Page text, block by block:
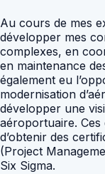
Au cours de mes
développer mes
complexes, en
en maintenance
également eu
modernisation
développer une
aéroportuaire. Ces
d’obtenir des
(Project
Six Sigma.